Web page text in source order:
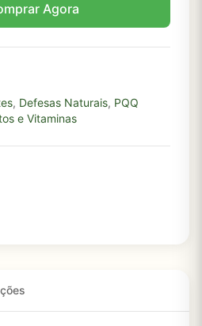
Agora
, Defesas Naturais, PQQ
e Vitaminas